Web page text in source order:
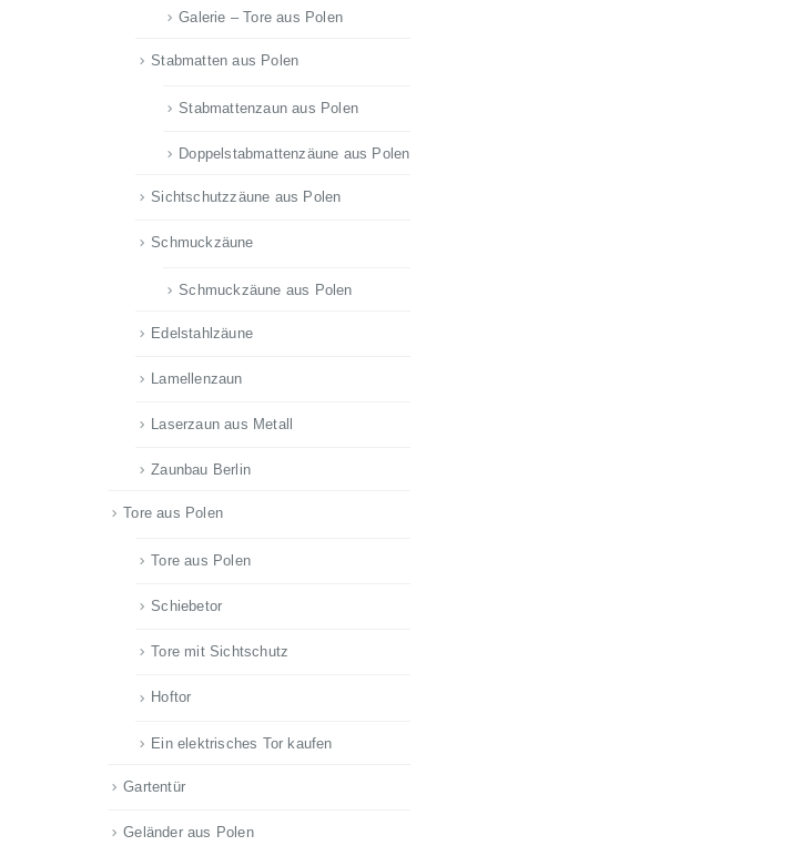
Galerie – Tore aus Polen
Stabmatten aus Polen
Stabmattenzaun aus Polen
Doppelstabmattenzäune aus Polen
Sichtschutzzäune aus Polen
Schmuckzäune
Schmuckzäune aus Polen
Edelstahlzäune
Lamellenzaun
Laserzaun aus Metall
Zaunbau Berlin
Tore aus Polen
Tore aus Polen
Schiebetor
Tore mit Sichtschutz
Hoftor
Ein elektrisches Tor kaufen
Gartentür
Geländer aus Polen